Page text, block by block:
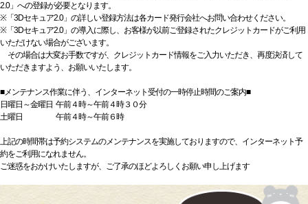
2.0」への登録が必要となります。
※「3Dセキュア2.0」の詳しい登録方法は各カード発行会社へお問い合わせください。
※「3Dセキュア2.0」の導入に際し、お客様が以前ご登録されたクレジットカードがご利用
いただけない場合がございます。
その場合は大変お手数ですが、クレジットカード情報をご入力いただき、再度決済して
いただきますよう、お願いいたします。
■メンテナンス作業に伴う、インターネット受付の一時停止時間のご案内■
日曜日～金曜日 午前４時～午前４時３０分
土曜日 午前４時～午前６時
上記の時間帯は予約システムのメンテナンスを実施しておりますので、インターネット予
約をご利用になれません。
ご迷惑をおかけいたしますが、ご了承のほどよろしくお願い申し上げます